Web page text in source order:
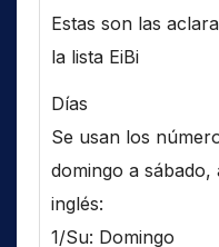
Estas son las
la lista EiBi
Días
Se usan los
domingo a sábado,
inglés:
1/Su: Domingo